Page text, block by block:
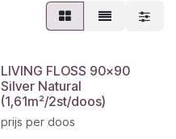
LIVING FLOSS 90x90
Silver Natural
(1,61m²/2st/doos)
prijs per doos